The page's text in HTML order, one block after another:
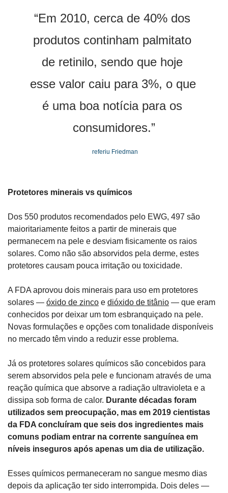
“Em 2010, cerca de 40% dos
produtos continham palmitato
de retinilo, sendo que hoje
esse valor caiu para 3%, o que
é uma boa notícia para os
consumidores.”
referiu Friedman
Protetores minerais vs químicos
Dos 550 produtos recomendados pelo EWG, 497 são
maioritariamente feitos a partir de minerais que
permanecem na pele e desviam fisicamente os raios
solares. Como não são absorvidos pela derme, estes
protetores causam pouca irritação ou toxicidade.
A FDA aprovou dois minerais para uso em protetores
solares — óxido de zinco e dióxido de titânio — que eram
conhecidos por deixar um tom esbranquiçado na pele.
Novas formulações e opções com tonalidade disponíveis
no mercado têm vindo a reduzir esse problema.
Já os protetores solares químicos são concebidos para
serem absorvidos pela pele e funcionam através de uma
reação química que absorve a radiação ultravioleta e a
dissipa sob forma de calor. Durante décadas foram
utilizados sem preocupação, mas em 2019 cientistas
da FDA concluíram que seis dos ingredientes mais
comuns podiam entrar na corrente sanguínea em
níveis inseguros após apenas um dia de utilização.
Esses químicos permaneceram no sangue mesmo dias
depois da aplicação ter sido interrompida. Dois deles —